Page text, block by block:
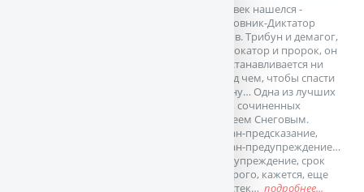
человек нашелся -
полковник-Диктатор
Гамов. Трибун и демагог,
провокатор и пророк, он
не останавливается ни
перед чем, чтобы спасти
страну… Одна из лучших
книг, сочиненных
Сергеем Снеговым.
Роман-предсказание,
роман-предупреждение…
Предупреждение, срок
которого, кажется, еще
не истек… подробнее...